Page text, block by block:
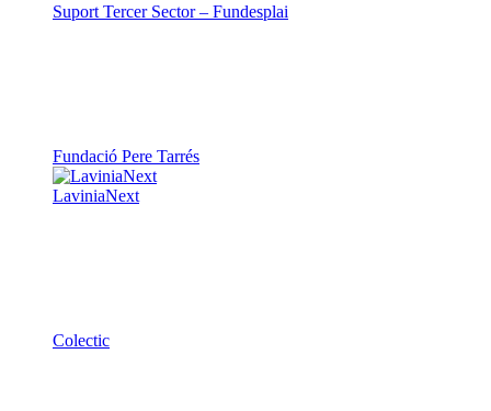
Suport Tercer Sector – Fundesplai
Fundació Pere Tarrés
LaviniaNext
Colectic